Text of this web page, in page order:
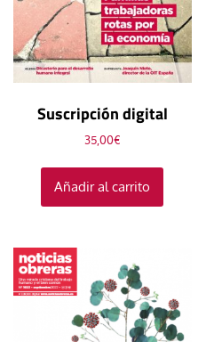
Suscripción digital
35,00€
Añadir al carrito